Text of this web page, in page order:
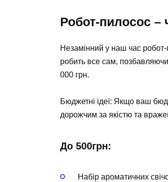
Робот-пилосос –
Незамінний у наш час
робить все сам,
000 грн.
Бюджетні ідеї: Якщо ваш
дорожчим за якістю та
До 500грн:
Набір ароматичних